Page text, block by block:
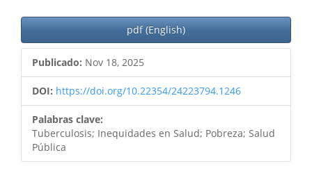
pdf (English)
Publicado: Nov 18, 2025
DOI: https://doi.org/10.22354/24223794.1246
Palabras clave:
Tuberculosis; Inequidades en Salud; Pobreza; Salud
Pública